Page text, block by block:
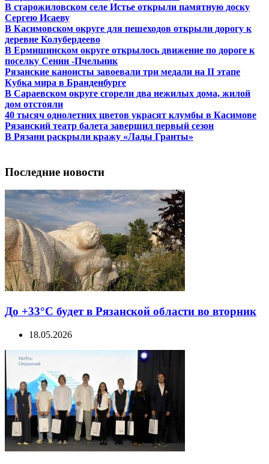
В старожиловском селе Истье открыли памятную доску
Сергею Исаеву
В Касимовском округе для пешеходов открыли дорогу к
деревне Колубердеево
В Ермишинском округе открылось движение по дороге к
поселку Сенин -Пчельник
Рязанские каноисты завоевали три медали на II этапе
Кубка мира в Бранденбурге
В Сараевском округе сгорели два нежилых дома, жилой
дом отстояли
40 тысяч однолетних цветов украсят клумбы в Касимове
Рязанский театр балета завершил первый сезон
В Рязани раскрыли кражу «Лады Гранты»
Последние новости
До +33°С будет в Рязанской области во вторник
18.05.2026